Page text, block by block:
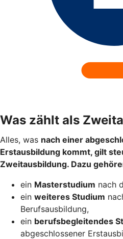
Was zählt als
Alles, was nach einer
Erstausbildung kommt, gilt
Zweitausbildung. Dazu
ein Masterstudium nach
ein weiteres Studium
Berufsausbildung,
ein berufsbegleitendes
abgeschlossener